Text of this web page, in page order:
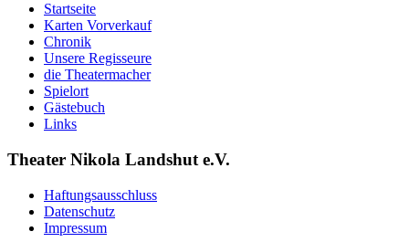
Startseite
Karten Vorverkauf
Chronik
Unsere Regisseure
die Theatermacher
Spielort
Gästebuch
Links
Theater Nikola Landshut e.V.
Haftungsausschluss
Datenschutz
Impressum